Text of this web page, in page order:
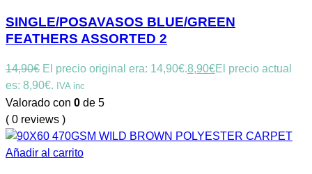
SINGLE/POSAVASOS BLUE/GREEN
FEATHERS ASSORTED 2
14,90€ El precio original era: 14,90€.8,90€El precio actual
es: 8,90€. IVA inc
Valorado con 0 de 5
( 0 reviews )
Añadir al carrito